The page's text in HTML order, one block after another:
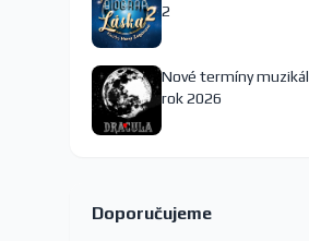
2
Nové termíny
rok 2026
Doporučujeme